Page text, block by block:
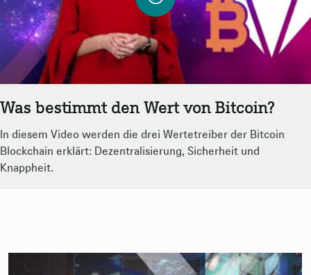
Was bestimmt den Wert von Bitcoin?
In diesem Video werden die drei Wertetreiber der Bitcoin
Blockchain erklärt: Dezentralisierung, Sicherheit und
Knappheit.